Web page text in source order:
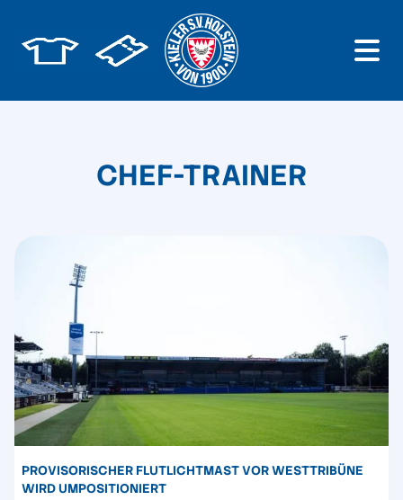
CHEF-TRAINER
PROVISORISCHER FLUTLICHTMAST VOR WESTTRIBÜNE
WIRD UMPOSITIONIERT